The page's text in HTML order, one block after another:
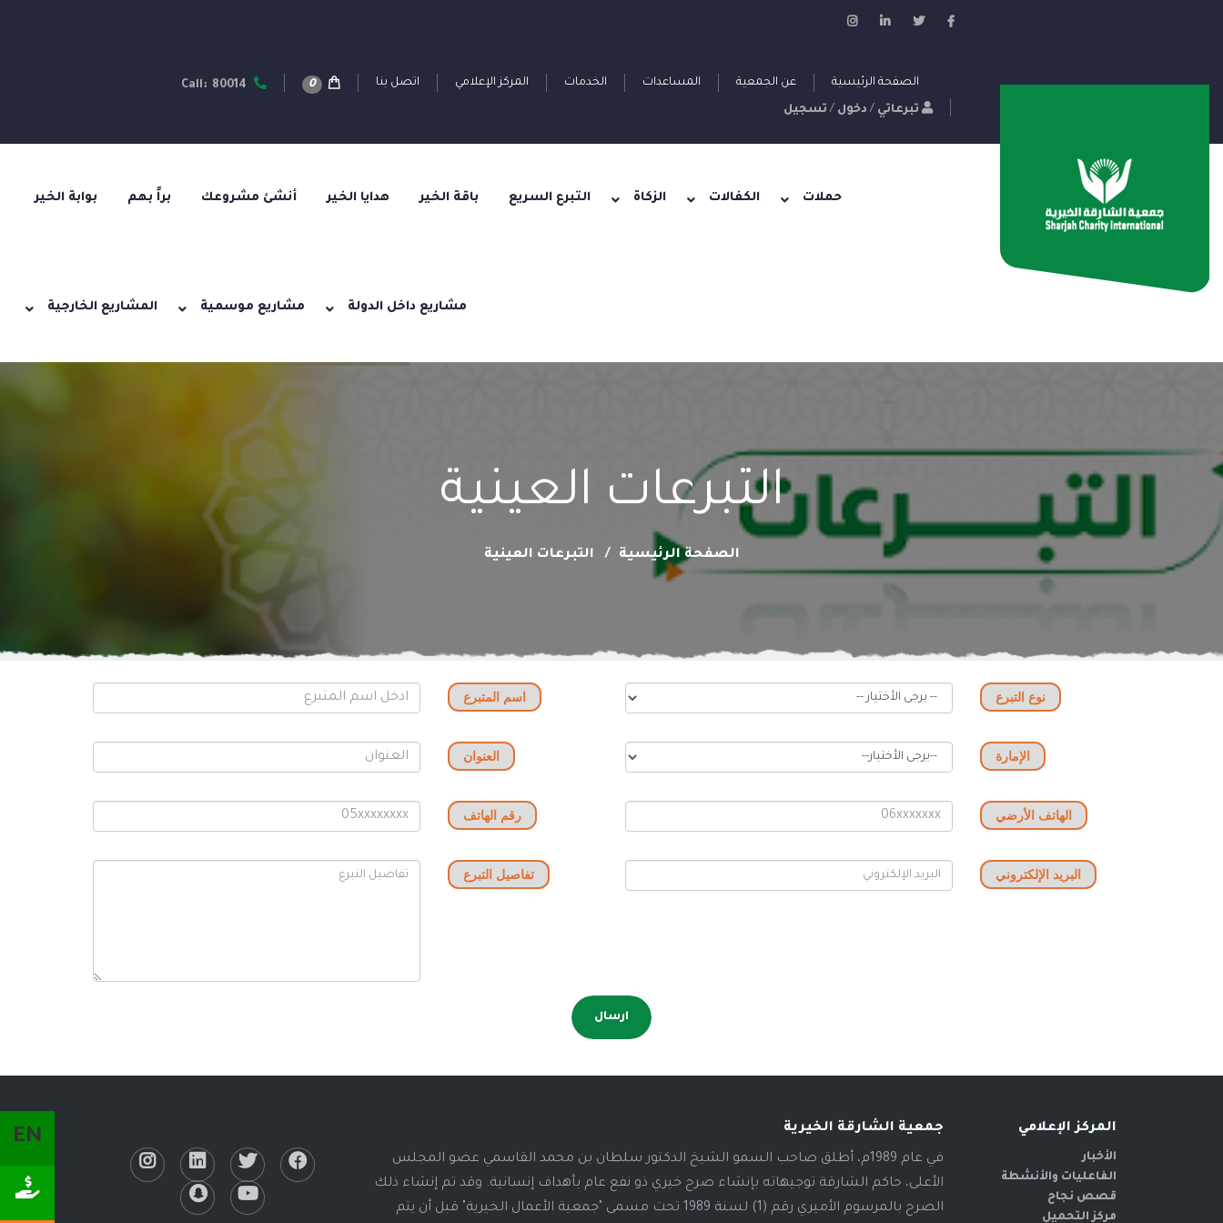
الصفحة الرئيسية عن الجمعية المساعدات الخدمات المركز الإعلامي اتصل بنا 0
تبرعاتي / دخول / تسجيل
بوابة الخير براً بهم أنشئ مشروعك هدايا الخير باقة الخير التبرع السريع الزكاة الكفالات حملات
المشاريع الخارجية مشاريع موسمية مشاريع داخل الدولة
EN
التبرعات العينية
الصفحة الرئيسية التبرعات العينية
نوع التبرع اسم المتبرع
الإمارة العنوان
الهاتف الأرضي رقم الهاتف
البريد الإلكتروني تفاصيل التبرع
ارسال
المركز الإعلامي
الأخبار
الفاعليات والأنشطة
قصص نجاح
مركز التحميل
جمعية الشارقة الخيرية
في عام 1989م، أطلق صاحب السمو الشيخ الدكتور سلطان بن محمد القاسمي عضو المجلس
الأعلى، حاكم الشارقة توجيهاته بإنشاء صرح خيري ذو نفع عام بأهداف إنسانية. وقد تم إنشاء ذلك
الصرح بالمرسوم الأميري رقم (1) لسنة 1989 تحت مسمى "جمعية الأعمال الخيرية" قبل أن يتم